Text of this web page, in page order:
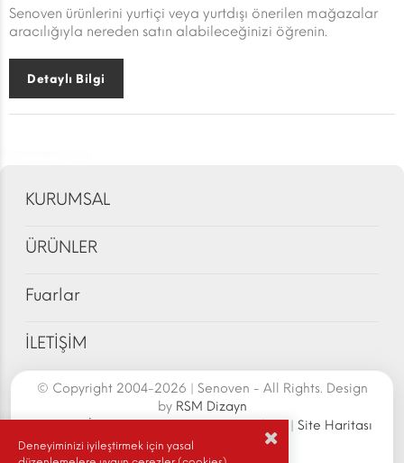
Senoven ürünlerini yurtiçi veya yurtdışı önerilen mağazalar
aracılığıyla nereden satın alabileceğinizi öğrenin.
Detaylı Bilgi
KURUMSAL
ÜRÜNLER
Fuarlar
İLETİŞİM
© Copyright 2004-2026 | Senoven - All Rights. Design
by RSM Dizayn
| Site Haritası
|Gizlilik Politikası
Deneyiminizi iyileştirmek için yasal